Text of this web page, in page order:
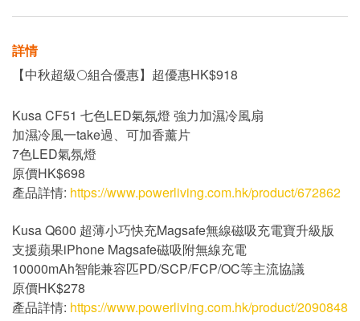
詳情
【中秋超級🌕組合優惠】超優惠HK$918
Kusa CF51 七色LED氣氛燈 強力加濕冷風扇
加濕冷風一take過、可加香薰片
7色LED氣氛燈
原價HK$698
產品詳情: https://www.powerliving.com.hk/product/672862
Kusa Q600 超薄小巧快充Magsafe無線磁吸充電寶升級版
支援蘋果iPhone Magsafe磁吸附無線充電
10000mAh智能兼容匹PD/SCP/FCP/OC等主流協議
原價HK$278
產品詳情: https://www.powerliving.com.hk/product/2090848